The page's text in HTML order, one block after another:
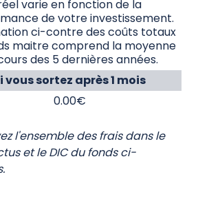
varie en fonction de la
de votre investissement.
ci-contre des coûts totaux
maitre comprend la moyenne
des 5 dernières années.
vous sortez après 1 mois
0.00€
l'ensemble des frais dans le
et le DIC du fonds ci-